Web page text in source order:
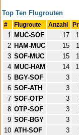
Top Ten Flugrouten
# Flugroute Anzahl
1 MUC-SOF 17
2 HAM-MUC 15
3 SOF-MUC 15
4 MUC-HAM 14
5 BGY-SOF 3
6 SOF-ATH 3
7 SOF-OTP 3
8 OTP-SOF 3
9 SOF-BGY 3
10 ATH-SOF 3